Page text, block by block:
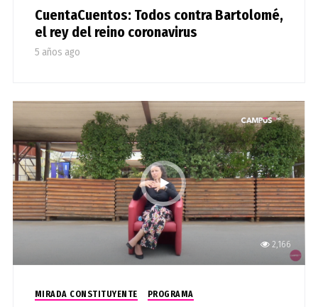
CuentaCuentos: Todos contra Bartolomé,
el rey del reino coronavirus
5 años ago
2,166
MIRADA CONSTITUYENTE PROGRAMA